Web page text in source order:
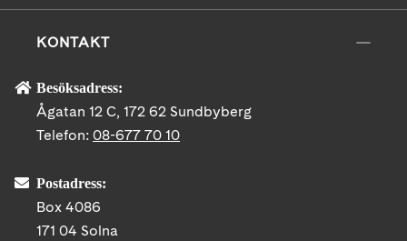
KONTAKT
Besöksadress:
Ågatan 12 C, 172 62 Sundbyberg
Telefon: 08-677 70 10
Postadress:
Box 4086
171 04 Solna